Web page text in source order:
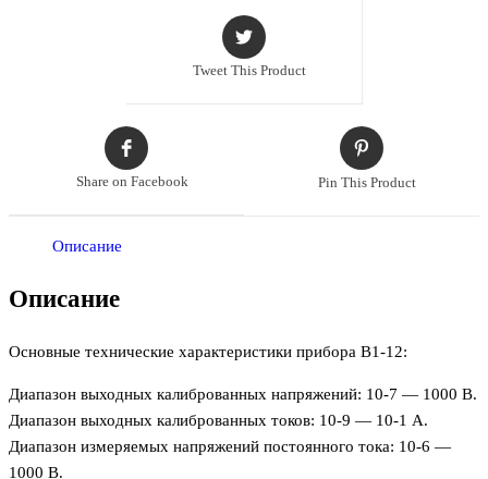
Tweet This Product
Share on Facebook Pin This Product
Описание
Описание
Основные технические характеристики прибора В1-12:
Диапазон выходных калиброванных напряжений: 10-7 — 1000 В.
Диапазон выходных калиброванных токов: 10-9 — 10-1 А.
Диапазон измеряемых напряжений постоянного тока: 10-6 —
1000 В.